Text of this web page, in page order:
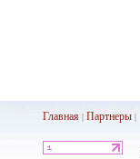
Главная| Партнеры|